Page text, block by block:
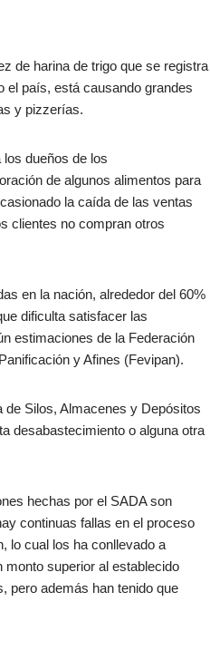
de harina de trigo que se registra
el país, está causando grandes
y pizzerías.
los dueños de los
de algunos alimentos para
la caída de las ventas
clientes no compran otros
en la nación, alrededor del 60%
dificulta satisfacer las
estimaciones de la Federación
y Afines (Fevipan).
de Silos, Almacenes y Depósitos
desabastecimiento o alguna otra
hechas por el SADA son
continuas fallas en el proceso
lo cual los ha conllevado a
superior al establecido
pero además han tenido que